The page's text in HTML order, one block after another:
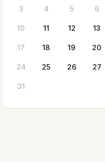
3 4 5 6
10 11 12 13
17 18 19 20
24 25 26 27
31